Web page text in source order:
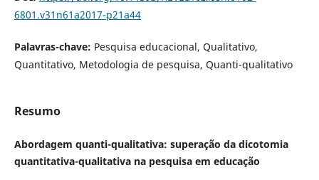
6801.v31n61a2017-p21a44
Palavras-chave: Pesquisa educacional, Qualitativo,
Quantitativo, Metodologia de pesquisa, Quanti-qualitativo
Resumo
Abordagem quanti-qualitativa: superação da dicotomia
quantitativa-qualitativa na pesquisa em educação